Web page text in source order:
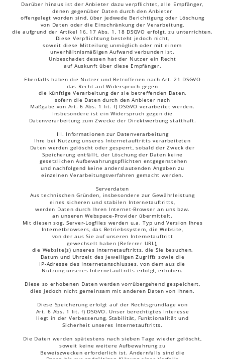
Darüber hinaus ist der Anbieter dazu verpflichtet, alle Empfänger,
denen gegenüber Daten durch den Anbieter
offengelegt worden sind, über jedwede Berichtigung oder Löschung
von Daten oder die Einschränkung der Verarbeitung,
die aufgrund der Artikel 16, 17 Abs. 1, 18 DSGVO erfolgt, zu unterrichten.
Diese Verpflichtung besteht jedoch nicht,
soweit diese Mitteilung unmöglich oder mit einem
unverhältnismäßigen Aufwand verbunden ist.
Unbeschadet dessen hat der Nutzer ein Recht
auf Auskunft über diese Empfänger.
Ebenfalls haben die Nutzer und Betroffenen nach Art. 21 DSGVO
das Recht auf Widerspruch gegen
die künftige Verarbeitung der sie betreffenden Daten,
sofern die Daten durch den Anbieter nach
Maßgabe von Art. 6 Abs. 1 lit. f) DSGVO verarbeitet werden.
Insbesondere ist ein Widerspruch gegen die
Datenverarbeitung zum Zwecke der Direktwerbung statthaft.
III. Informationen zur Datenverarbeitung
Ihre bei Nutzung unseres Internetauftritts verarbeiteten
Daten werden gelöscht oder gesperrt, sobald der Zweck der
Speicherung entfällt, der Löschung der Daten keine
gesetzlichen Aufbewahrungspflichten entgegenstehen
und nachfolgend keine anderslautenden Angaben zu
einzelnen Verarbeitungsverfahren gemacht werden.
Serverdaten
Aus technischen Gründen, insbesondere zur Gewährleistung
eines sicheren und stabilen Internetauftritts,
werden Daten durch Ihren Internet-Browser an uns bzw.
an unseren Webspace-Provider übermittelt.
Mit diesen sog. Server-Logfiles werden u.a. Typ und Version Ihres
Internetbrowsers, das Betriebssystem, die Website,
von der aus Sie auf unseren Internetauftritt
gewechselt haben (Referrer URL),
die Website(s) unseres Internetauftritts, die Sie besuchen,
Datum und Uhrzeit des jeweiligen Zugriffs sowie die
IP-Adresse des Internetanschlusses, von dem aus die
Nutzung unseres Internetauftritts erfolgt, erhoben.
Diese so erhobenen Daten werden vorrübergehend gespeichert,
dies jedoch nicht gemeinsam mit anderen Daten von Ihnen.
Diese Speicherung erfolgt auf der Rechtsgrundlage von
Art. 6 Abs. 1 lit. f) DSGVO. Unser berechtigtes Interesse
liegt in der Verbesserung, Stabilität, Funktionalität und
Sicherheit unseres Internetauftritts.
Die Daten werden spätestens nach sieben Tage wieder gelöscht,
soweit keine weitere Aufbewahrung zu
Beweiszwecken erforderlich ist. Andernfalls sind die